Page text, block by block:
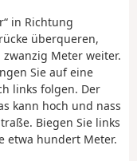
in Richtung
überqueren,
Meter weiter.
Sie auf eine
links folgen. Der
kann hoch und nass
Biegen Sie links
etwa hundert Meter.